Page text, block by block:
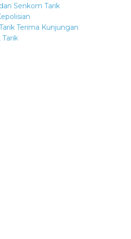
Senkom Tarik
Terima Kunjungan